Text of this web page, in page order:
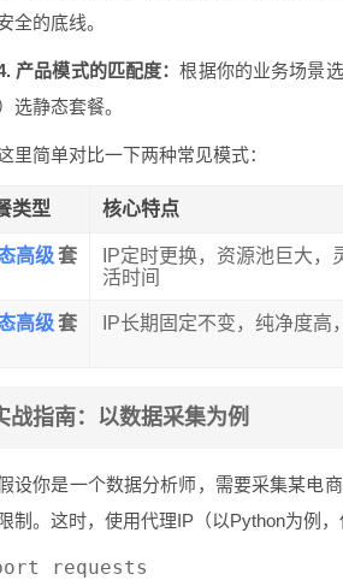
全的底线。
产品模式的匹配度：根据你的业务场景
选静态套餐。
里简单对比一下两种常见模式：
类型 核心特点
高级套
IP定时更换，资源池巨大，
活时间
高级套
IP长期固定不变，纯净度高
战指南：以数据采集为例
设你是一个数据分析师，需要采集某电
制。这时，使用代理IP（以Python为例，
requests